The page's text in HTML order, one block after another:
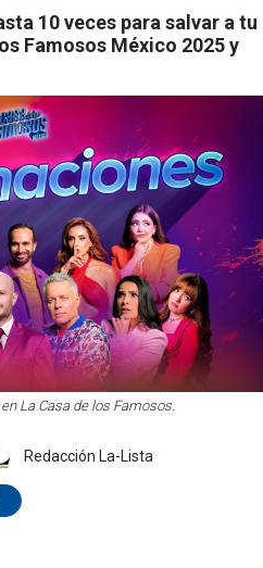
q
u
e
10 veces para salvar a tu
Famosos México 2025 y
La Casa de los Famosos.
Redacción La-Lista